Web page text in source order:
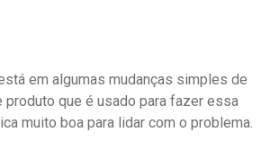
em algumas mudanças simples de
que é usado para fazer essa
muito boa para lidar com o problema.